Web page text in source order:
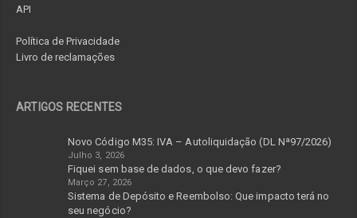
API
Política de Privacidade
Livro de reclamações
ARTIGOS RECENTES
Novo Código M35: IVA – Autoliquidação (DL Nª97/2026)
Julho 3, 2026
Fiquei sem base de dados, o que devo fazer?
Março 27, 2026
Sistema de Depósito e Reembolso: Que impacto terá no
seu negócio?